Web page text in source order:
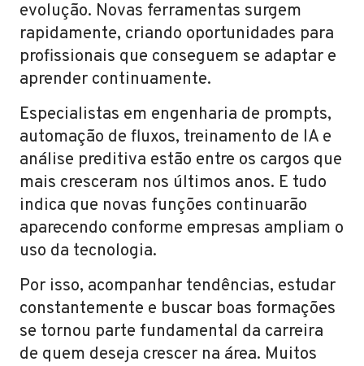
evolução. Novas ferramentas surgem
rapidamente, criando oportunidades para
profissionais que conseguem se adaptar e
aprender continuamente.
Especialistas em engenharia de prompts,
automação de fluxos, treinamento de IA e
análise preditiva estão entre os cargos que
mais cresceram nos últimos anos. E tudo
indica que novas funções continuarão
aparecendo conforme empresas ampliam o
uso da tecnologia.
Por isso, acompanhar tendências, estudar
constantemente e buscar boas formações
se tornou parte fundamental da carreira
de quem deseja crescer na área. Muitos